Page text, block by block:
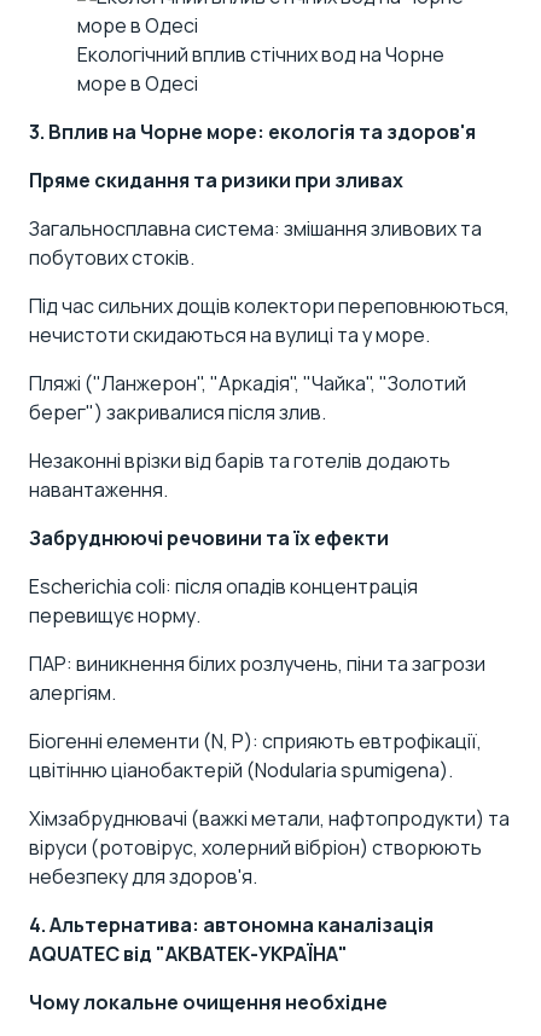
Екологічний вплив стічних вод на Чорне
море в Одесі
3. Вплив на Чорне море: екологія та здоров'я
Пряме скидання та ризики при зливах
Загальносплавна система: змішання зливових та
побутових стоків.
Під час сильних дощів колектори переповнюються,
нечистоти скидаються на вулиці та у море.
Пляжі ("Ланжерон", "Аркадія", "Чайка", "Золотий
берег") закривалися після злив.
Незаконні врізки від барів та готелів додають
навантаження.
Забруднюючі речовини та їх ефекти
Escherichia coli: після опадів концентрація
перевищує норму.
ПАР: виникнення білих розлучень, піни та загрози
алергіям.
Біогенні елементи (N, P): сприяють евтрофікації,
цвітінню ціанобактерій (Nodularia spumigena).
Хімзабруднювачі (важкі метали, нафтопродукти) та
віруси (ротовірус, холерний вібріон) створюють
небезпеку для здоров'я.
4. Альтернатива: автономна каналізація
AQUATEC від "АКВАТЕК-УКРАЇНА"
Чому локальне очищення необхідне